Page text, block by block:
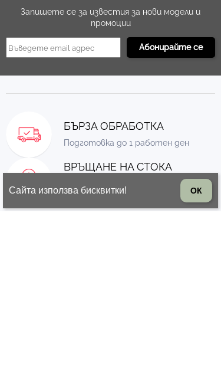
Запишете се за известия за нови модели и
промоции
БЪРЗА ОБРАБОТКА
Подготовка до 1 работен ден
ВРЪЩАНЕ НА СТОКА
стоката
Сайта използва бисквитки! ОК